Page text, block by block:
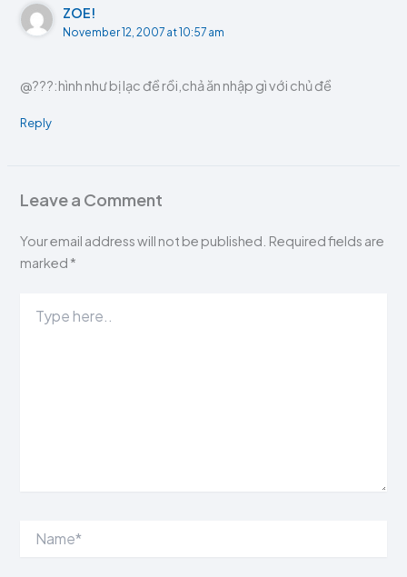
ZOE!
November 12, 2007 at 10:57 am
@???:hình như bị lạc đề rồi,chả ăn nhập gì với chủ đề
Reply
Leave a Comment
Your email address will not be published. Required fields are
marked *
here..